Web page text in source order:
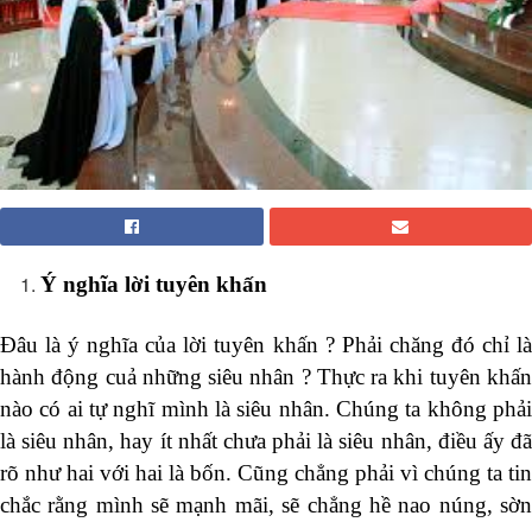
Ý nghĩa lời tuyên khấn
Đâu là ý nghĩa của lời tuyên khấn ? Phải chăng đó chỉ là
hành động cuả những siêu nhân ? Thực ra khi tuyên khấn
nào có ai tự nghĩ mình là siêu nhân. Chúng ta không phải
là siêu nhân, hay ít nhất chưa phải là siêu nhân, điều ấy đã
rõ như hai với hai là bốn. Cũng chẳng phải vì chúng ta tin
chắc rằng mình sẽ mạnh mãi, sẽ chẳng hề nao núng, sờn